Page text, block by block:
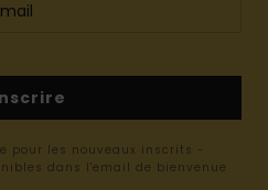
pour les nouveaux inscrits -
dans l'email de bienvenue